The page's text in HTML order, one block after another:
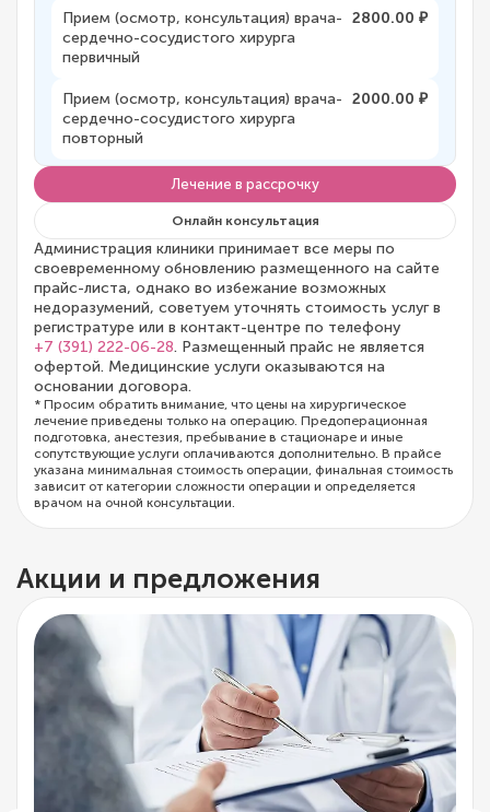
Прием (осмотр, консультация) врача-
сердечно-сосудистого хирурга
первичный
2800.00 ₽
Прием (осмотр, консультация) врача-
сердечно-сосудистого хирурга
повторный
2000.00 ₽
Лечение в рассрочку
Онлайн консультация
Администрация клиники принимает все меры по
своевременному обновлению размещенного на сайте
прайс-листа, однако во избежание возможных
недоразумений, советуем уточнять стоимость услуг в
регистратуре или в контакт-центре по телефону
+7 (391) 222-06-28. Размещенный прайс не является
офертой. Медицинские услуги оказываются на
основании договора.
* Просим обратить внимание, что цены на хирургическое
лечение приведены только на операцию. Предоперационная
подготовка, анестезия, пребывание в стационаре и иные
сопутствующие услуги оплачиваются дополнительно. В прайсе
указана минимальная стоимость операции, финальная стоимость
зависит от категории сложности операции и определяется
врачом на очной консультации.
Акции и предложения